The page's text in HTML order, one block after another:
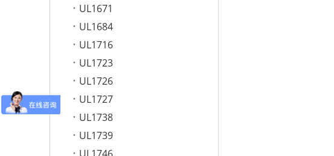
UL1671
UL1684
UL1716
UL1723
UL1726
UL1727
UL1738
UL1739